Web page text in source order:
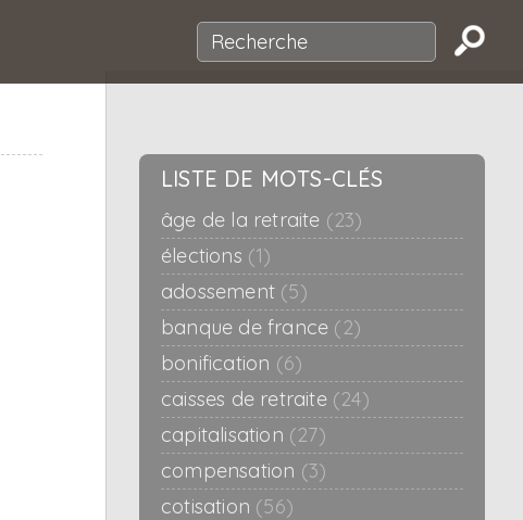
LISTE DE MOTS-CLÉS
âge de la retraite (23)
élections (1)
adossement (5)
banque de france (2)
bonification (6)
caisses de retraite (24)
capitalisation (27)
compensation (3)
cotisation (56)